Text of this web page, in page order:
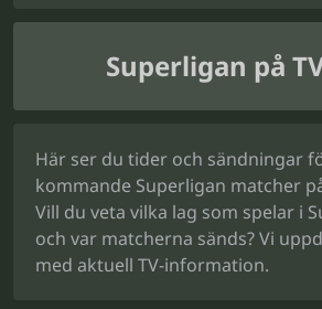
Superligan på
Här ser du tider och sändningar
kommande Superligan matcher
Vill du veta vilka lag som spelar i
och var matcherna sänds? Vi
med aktuell TV-information.